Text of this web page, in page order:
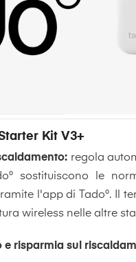
Kit V3+
regola
sostituiscono le
l'app di Tado°. Il
wireless nelle altre
e risparmia sul